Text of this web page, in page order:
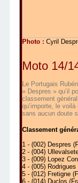
Photo : Cyril
Moto 14/
Le Portugais
« Despres » qu’il
classement
qu’importe, le
sans aucun doute
Classement
1 - (002) Despres
2 - (004)
3 - (009) Lopez
4 - (005)
5 - (012) Fretigne
6 - (014) Duclos